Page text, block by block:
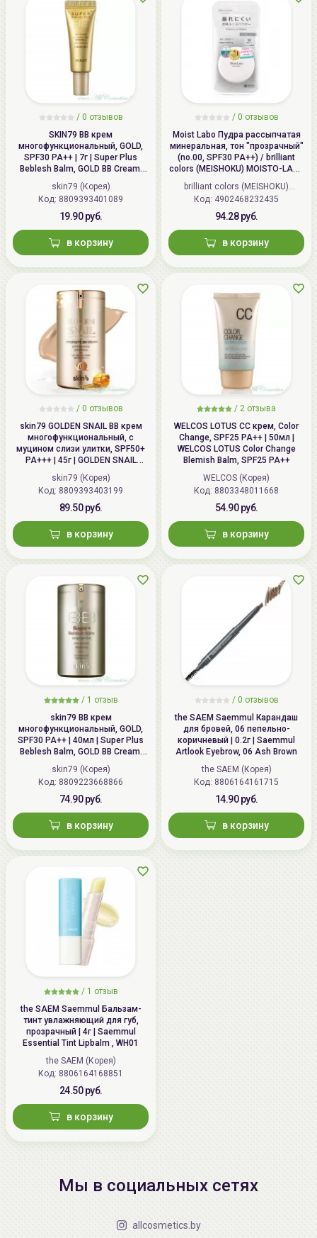
/ 0 отзывов
SKIN79 ВВ крем
многофункциональный, GOLD,
SPF30 PA++ | 7г | Super Plus
Beblesh Balm, GOLD BB Cream,
SPF30 PA++
skin79 (Корея)
Код: 8809393401089
19.90 руб.
в корзину
/ 0 отзывов
Moist Labo Пудра рассыпчатая
минеральная, тон "прозрачный"
(no.00, SPF30 PA++) / brilliant
colors (MEISHOKU) MOISTO-LABO
BB MINERAL FOUNDATION
brilliant colors (MEISHOKU)
(Япония)
Код: 4902468232435
94.28 руб.
в корзину
/ 0 отзывов
skin79 GOLDEN SNAIL ВВ крем
многофункциональный, с
муцином слизи улитки, SPF50+
PA+++ | 45г | GOLDEN SNAIL
Intensive BB Cream, SPF50+
PA+++
skin79 (Корея)
Код: 8809393403199
89.50 руб.
в корзину
/ 2 отзыва
WELCOS LOTUS СС крем, Color
Change, SPF25 PA++ | 50мл |
WELCOS LOTUS Color Change
Blemish Balm, SPF25 PA++
WELCOS (Корея)
Код: 8803348011668
54.90 руб.
в корзину
/ 1 отзыв
skin79 ВВ крем
многофункциональный, GOLD,
SPF30 PA++ | 40мл | Super Plus
Beblesh Balm, GOLD BB Cream,
SPF30 PA++
skin79 (Корея)
Код: 8809223668866
74.90 руб.
в корзину
/ 0 отзывов
the SAEM Saemmul Карандаш
для бровей, 06 пепельнo-
коричневый | 0.2г | Saemmul
Artlook Eyebrow, 06 Ash Brown
the SAEM (Корея)
Код: 8806164161715
14.90 руб.
в корзину
/ 1 отзыв
the SAEM Saemmul Бальзам-
тинт увлажняющий для губ,
прозрачный | 4г | Saemmul
Essential Tint Lipbalm , WH01
the SAEM (Корея)
Код: 8806164168851
24.50 руб.
в корзину
Мы в социальных сетях
allcosmetics.by